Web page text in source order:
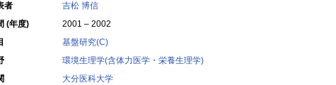
者
吉松 博信
(年度)
2001 – 2002
基盤研究(C)
環境生理学(含体力医学・栄養生理学)
大分医科大学